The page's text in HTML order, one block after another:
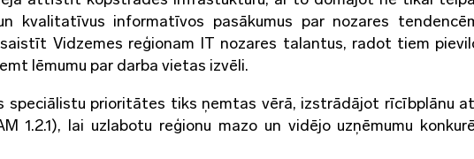
kvalitatīvus informatīvos pasākumus par nozares
Vidzemes reģionam IT nozares talantus, radot tiem
lēmumu par darba vietas izvēli.
speciālistu prioritātes tiks ņemtas vērā, izstrādājot rīcībplānu
1.2.1), lai uzlabotu reģionu mazo un vidējo uzņēmumu